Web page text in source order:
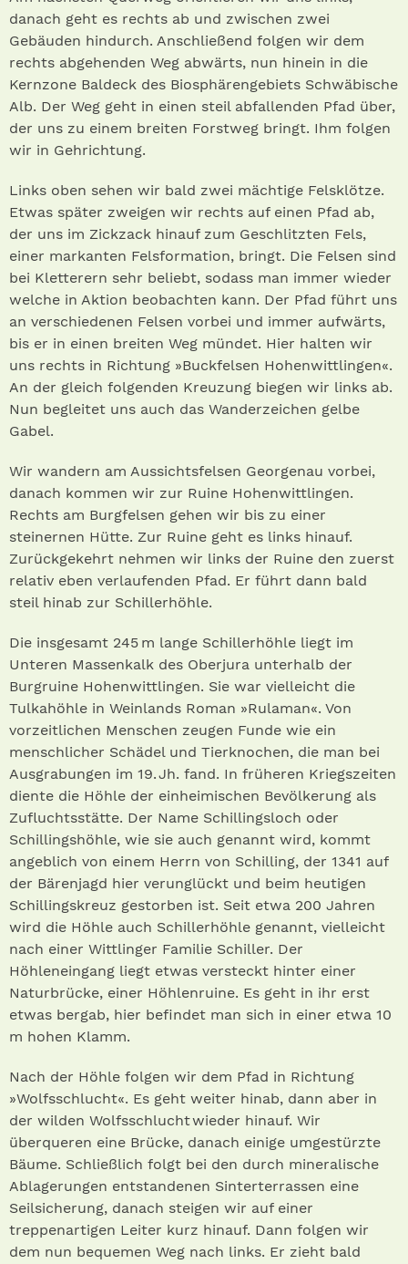
danach geht es rechts ab und zwischen zwei
Gebäuden hindurch. Anschließend folgen wir dem
rechts abgehenden Weg abwärts, nun hinein in die
Kernzone Baldeck des Biosphärengebiets Schwäbische
Alb. Der Weg geht in einen steil abfallenden Pfad über,
der uns zu einem breiten Forstweg bringt. Ihm folgen
wir in Geh­richtung.
Links oben sehen wir bald zwei mächtige Felsklötze.
Etwas später zweigen wir rechts auf einen Pfad ab,
der uns im Zickzack hinauf zum Geschlitzten Fels,
einer markanten Felsformation, bringt. Die Felsen sind
bei Kletterern sehr beliebt, sodass man immer wieder
welche in Aktion beobachten kann. Der Pfad führt uns
an verschiedenen Felsen vorbei und immer aufwärts,
bis er in einen breiten Weg mündet. Hier halten wir
uns rechts in Richtung »Buckfelsen Hohenwittlingen«.
An der gleich folgenden Kreuzung biegen wir links ab.
Nun begleitet uns auch das Wanderzeichen gelbe
Gabel.
Wir wandern am Aussichtsfelsen Georgenau vorbei,
danach kommen wir zur Ruine Hohenwittlingen.
Rechts am Burgfelsen gehen wir bis zu einer
steinernen Hütte. Zur Ruine geht es links hinauf.
Zurückgekehrt nehmen wir links der Ruine den zuerst
relativ eben verlaufenden Pfad. Er führt dann bald
steil hinab zur Schillerhöhle.
Die insgesamt 245 m lange Schillerhöhle liegt im
Unteren Massenkalk des Oberjura unterhalb der
Burgruine Hohenwittlingen. Sie war vielleicht die
Tulkahöhle in Weinlands Roman »Rulaman«. Von
vorzeitlichen Menschen zeugen Funde wie ein
menschlicher Schädel und Tierknochen, die man bei
Ausgrabungen im 19. Jh. fand. In früheren Kriegszeiten
diente die Höhle der einheimischen Bevölkerung als
Zufluchtsstätte. Der Name Schillingsloch oder
Schillingshöhle, wie sie auch genannt wird, kommt
angeblich von einem Herrn von Schilling, der 1341 auf
der Bärenjagd hier verunglückt und beim heutigen
Schillingskreuz gestorben ist. Seit etwa 200 Jahren
wird die Höhle auch Schillerhöhle genannt, vielleicht
nach einer Wittlinger Familie Schiller. Der
Höhleneingang liegt etwas versteckt hinter einer
Naturbrücke, einer Höhlenruine. Es geht in ihr erst
etwas bergab, hier befindet man sich in einer etwa 10
m hohen Klamm.
Nach der Höhle folgen wir dem Pfad in Richtung
»Wolfsschlucht«. Es geht weiter hinab, dann aber in
der wilden Wolfsschlucht wieder hinauf. Wir
überqueren eine Brücke, danach einige umgestürzte
Bäume. Schließlich folgt bei den durch mineralische
Ablagerungen entstandenen Sinterterrassen eine
Seilsicherung, danach steigen wir auf einer
treppenartigen Leiter kurz hinauf. Dann folgen wir
dem nun bequemen Weg nach links. Er zieht bald